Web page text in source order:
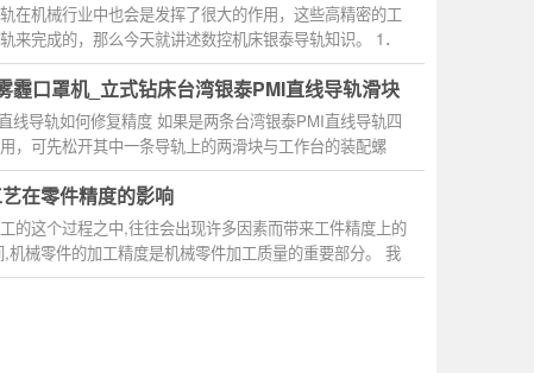
在机械行业中也会是发挥了很大的作用，这些高精密的工
来完成的，那么今天就讲述数控机床银泰导轨知识。 1．
霾口罩机_立式钻床台湾银泰PMI直线导轨滑块
线导轨如何修复精度 如果是两条台湾银泰PMI直线导轨四
，可先松开其中一条导轨上的两滑块与工作台的装配螺
...
在零件精度的影响
的这个过程之中,往往会出现许多因素而带来工件精度上的
机械零件的加工精度是机械零件加工质量的重要部分。 我